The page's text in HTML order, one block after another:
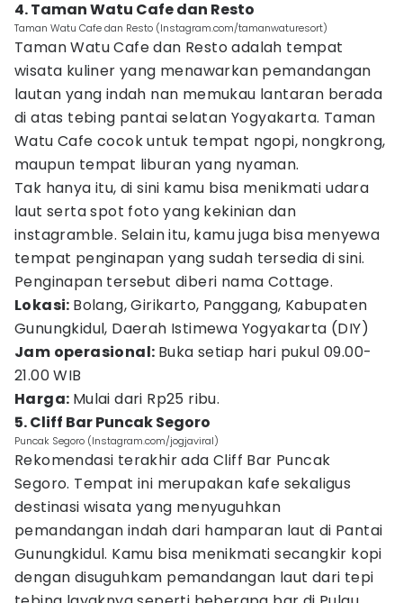
4. Taman Watu Cafe dan Resto
Taman Watu Cafe dan Resto (Instagram.com/tamanwaturesort)
Taman Watu Cafe dan Resto adalah tempat
wisata kuliner yang menawarkan pemandangan
lautan yang indah nan memukau lantaran berada
di atas tebing pantai selatan Yogyakarta. Taman
Watu Cafe cocok untuk tempat ngopi, nongkrong,
maupun tempat liburan yang nyaman.
Tak hanya itu, di sini kamu bisa menikmati udara
laut serta spot foto yang kekinian dan
instagramble. Selain itu, kamu juga bisa menyewa
tempat penginapan yang sudah tersedia di sini.
Penginapan tersebut diberi nama Cottage.
Lokasi: Bolang, Girikarto, Panggang, Kabupaten
Gunungkidul, Daerah Istimewa Yogyakarta (DIY)
Jam operasional: Buka setiap hari pukul 09.00-
21.00 WIB
Harga: Mulai dari Rp25 ribu.
5. Cliff Bar Puncak Segoro
Puncak Segoro (Instagram.com/jogjaviral)
Rekomendasi terakhir ada Cliff Bar Puncak
Segoro. Tempat ini merupakan kafe sekaligus
destinasi wisata yang menyuguhkan
pemandangan indah dari hamparan laut di Pantai
Gunungkidul. Kamu bisa menikmati secangkir kopi
dengan disuguhkam pemandangan laut dari tepi